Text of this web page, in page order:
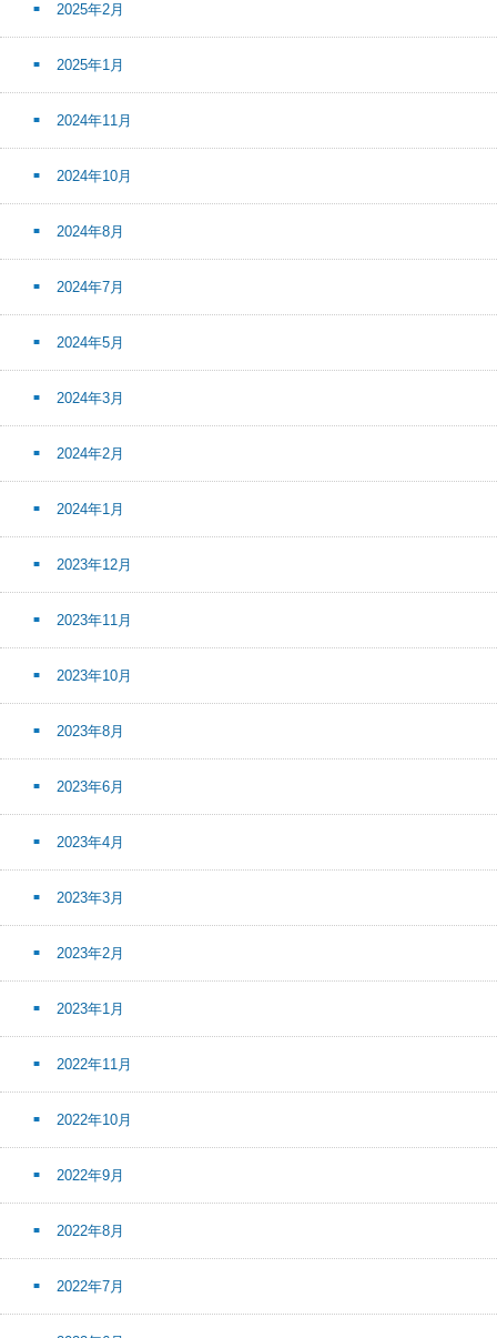
2025年2月
2025年1月
2024年11月
2024年10月
2024年8月
2024年7月
2024年5月
2024年3月
2024年2月
2024年1月
2023年12月
2023年11月
2023年10月
2023年8月
2023年6月
2023年4月
2023年3月
2023年2月
2023年1月
2022年11月
2022年10月
2022年9月
2022年8月
2022年7月